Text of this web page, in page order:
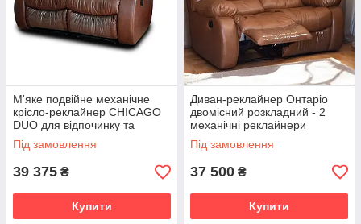
М'яке подвійне механічне
крісло-реклайнер CHICAGO
DUO для відпочинку та
релаксу
Під замовлення
39 375 ₴
Купити
Диван-реклайнер Онтаріо
двомісний розкладний - 2
механічні реклайнери
Під замовлення
37 500 ₴
Купити